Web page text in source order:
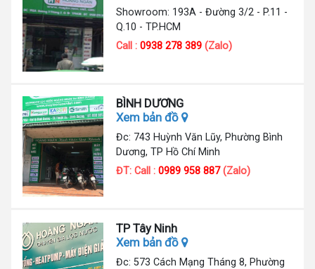
Showroom: 193A - Đường 3/2 - P.11 -
Q.10 - TP.HCM
Call :0938 278 389(Zalo)
BÌNH DƯƠNG
Xem bản đồ
Đc: 743 Huỳnh Văn Lũy, Phường Bình
Dương, TP Hồ Chí Minh
ĐT: Call :0989 958 887(Zalo)
TP Tây Ninh
Xem bản đồ
Đc: 573 Cách Mạng Tháng 8, Phường